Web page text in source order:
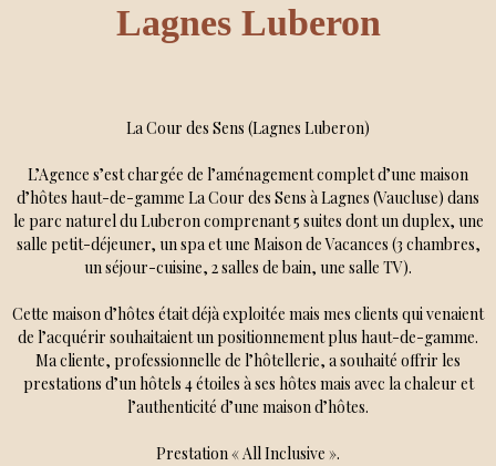
Lagnes Luberon
La Cour des Sens (Lagnes Luberon)
L’Agence s’est chargée de l’aménagement complet d’une maison
d’hôtes haut-de-gamme La Cour des Sens à Lagnes (Vaucluse) dans
le parc naturel du Luberon comprenant 5 suites dont un duplex, une
salle petit-déjeuner, un spa et une Maison de Vacances (3 chambres,
un séjour-cuisine, 2 salles de bain, une salle TV).
Cette maison d’hôtes était déjà exploitée mais mes clients qui venaient
de l’acquérir souhaitaient un positionnement plus haut-de-gamme.
Ma cliente, professionnelle de l’hôtellerie, a souhaité offrir les
prestations d’un hôtels 4 étoiles à ses hôtes mais avec la chaleur et
l’authenticité d’une maison d’hôtes.
Prestation « All Inclusive ».